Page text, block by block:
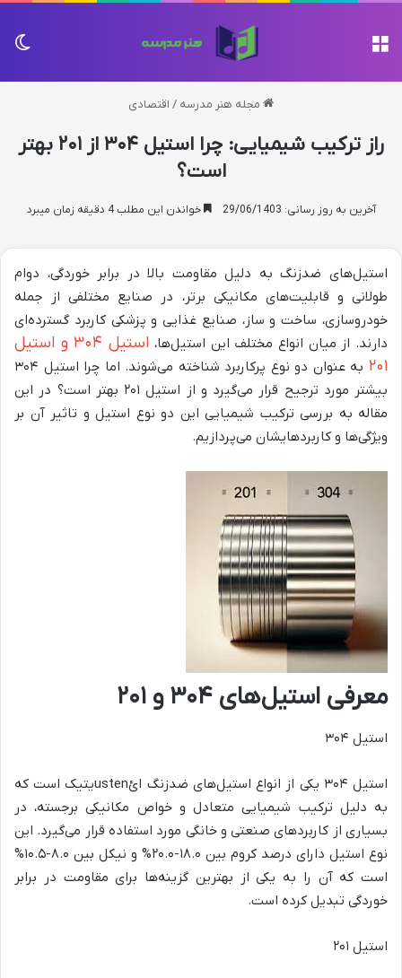
مجله هنر مدرسه / اقتصادی
راز ترکیب شیمیایی: چرا استیل ۳۰۴ از ۲۰۱ بهتر
است؟
آخرین به روز رسانی: 29/06/1403 خواندن این مطلب 4 دقیقه زمان میبرد
استیل‌های ضدزنگ به دلیل مقاومت بالا در برابر خوردگی، دوام
طولانی و قابلیت‌های مکانیکی برتر، در صنایع مختلفی از جمله
خودروسازی، ساخت و ساز، صنایع غذایی و پزشکی کاربرد گسترده‌ای
دارند. از میان انواع مختلف این استیل‌ها،
استیل ۳۰۴ و استیل
۲۰۱
به عنوان دو نوع پرکاربرد شناخته می‌شوند. اما چرا استیل ۳۰۴
بیشتر مورد ترجیح قرار می‌گیرد و از استیل ۲۰۱ بهتر است؟ در این
مقاله به بررسی ترکیب شیمیایی این دو نوع استیل و تاثیر آن بر
ویژگی‌ها و کاربردهایشان می‌پردازیم.
معرفی استیل‌های ۳۰۴ و ۲۰۱
استیل ۳۰۴
استیل ۳۰۴ یکی از انواع استیل‌های ضدزنگ ائustenیتیک است که
به دلیل ترکیب شیمیایی متعادل و خواص مکانیکی برجسته، در
بسیاری از کاربردهای صنعتی و خانگی مورد استفاده قرار می‌گیرد. این
نوع استیل دارای درصد کروم بین ۱۸.۰-۲۰.۰% و نیکل بین ۸.۰-۱۰.۵%
است که آن را به یکی از بهترین گزینه‌ها برای مقاومت در برابر
خوردگی تبدیل کرده است.
استیل ۲۰۱